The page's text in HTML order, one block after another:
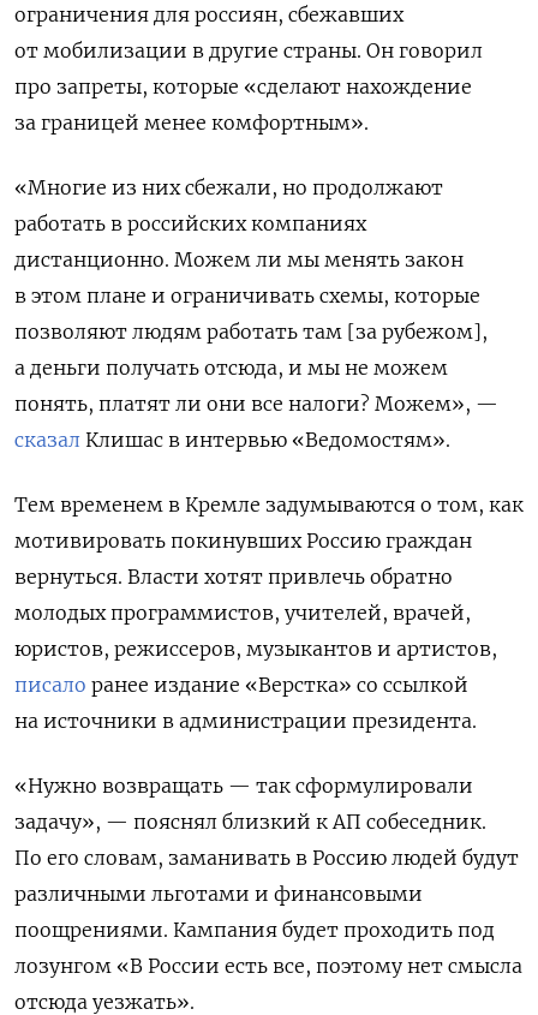
ограничения для россиян, сбежавших
от мобилизации в другие страны. Он говорил
про запреты, которые «сделают нахождение
за границей менее комфортным».
«Многие из них сбежали, но продолжают
работать в российских компаниях
дистанционно. Можем ли мы менять закон
в этом плане и ограничивать схемы, которые
позволяют людям работать там [за рубежом],
а деньги получать отсюда, и мы не можем
понять, платят ли они все налоги? Можем», —
сказал Клишас в интервью «Ведомостям».
Тем временем в Кремле задумываются о том, как
мотивировать покинувших Россию граждан
вернуться. Власти хотят привлечь обратно
молодых программистов, учителей, врачей,
юристов, режиссеров, музыкантов и артистов,
писало ранее издание «Верстка» со ссылкой
на источники в администрации президента.
«Нужно возвращать — так сформулировали
задачу», — пояснял близкий к АП собеседник.
По его словам, заманивать в Россию людей будут
различными льготами и финансовыми
поощрениями. Кампания будет проходить под
лозунгом «В России есть все, поэтому нет смысла
отсюда уезжать».